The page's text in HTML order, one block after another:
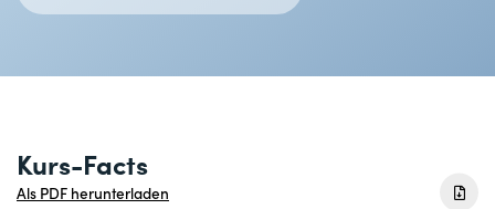
Kurs-Facts
Als PDF herunterladen